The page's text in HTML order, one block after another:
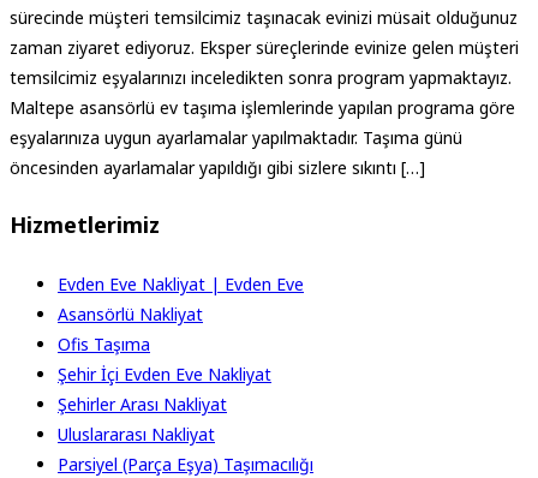
sürecinde müşteri temsilcimiz taşınacak evinizi müsait olduğunuz
zaman ziyaret ediyoruz. Eksper süreçlerinde evinize gelen müşteri
temsilcimiz eşyalarınızı inceledikten sonra program yapmaktayız.
Maltepe asansörlü ev taşıma işlemlerinde yapılan programa göre
eşyalarınıza uygun ayarlamalar yapılmaktadır. Taşıma günü
öncesinden ayarlamalar yapıldığı gibi sizlere sıkıntı […]
Hizmetlerimiz
Evden Eve Nakliyat | Evden Eve
Asansörlü Nakliyat
Ofis Taşıma
Şehir İçi Evden Eve Nakliyat
Şehirler Arası Nakliyat
Uluslararası Nakliyat
Parsiyel (Parça Eşya) Taşımacılığı